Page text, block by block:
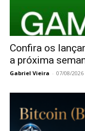
Confira os
a próxima
Gabriel Vieira - 07/08/2026